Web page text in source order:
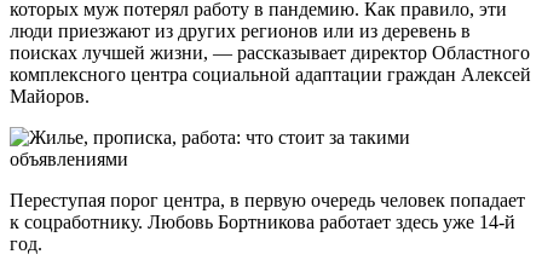
которых муж потерял работу в пандемию. Как правило, эти
люди приезжают из других регионов или из деревень в
поисках лучшей жизни, — рассказывает директор Областного
комплексного центра социальной адаптации граждан Алексей
Майоров.
Переступая порог центра, в первую очередь человек попадает
к соцработнику. Любовь Бортникова работает здесь уже 14-й
год.